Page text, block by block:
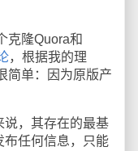
隆Quora和
，根据我的理
简单：因为原版产
，其存在的最基
布任何信息，只能